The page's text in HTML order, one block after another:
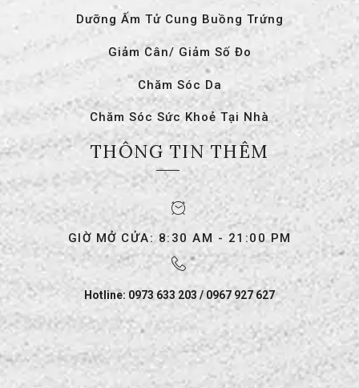
Dưỡng Ấm Tử Cung Buồng Trứng
Giảm Cân/ Giảm Số Đo
Chăm Sóc Da
Chăm Sóc Sức Khoẻ Tại Nhà
THÔNG TIN THÊM
GIỜ MỞ CỬA: 8:30 AM - 21:00 PM
Hotline: 0973 633 203 / 0967 927 627